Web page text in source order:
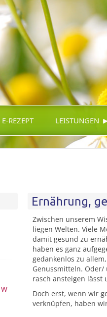
E-REZEPT LEISTUNGEN
W
Ernährung,
Zwischen unserem
liegen Welten. Viele
damit gesund zu
haben es ganz
gedankenlos zu
Genussmitteln.
rasch ansteigen lässt
Doch erst, wenn wir
verknüpfen, haben